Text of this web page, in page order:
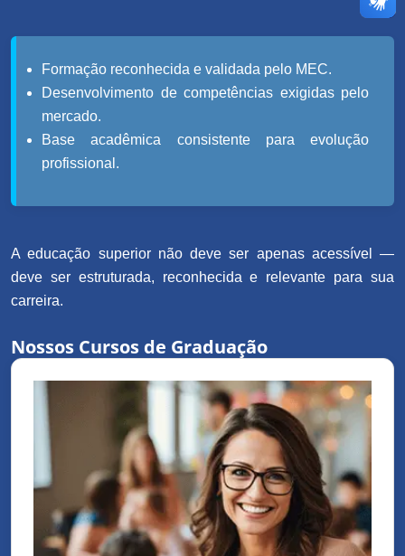
Formação reconhecida e validada pelo MEC.
Desenvolvimento de competências exigidas pelo
mercado.
Base acadêmica consistente para evolução
profissional.
A educação superior não deve ser apenas acessível —
deve ser estruturada, reconhecida e relevante para sua
carreira.
Nossos Cursos de Graduação